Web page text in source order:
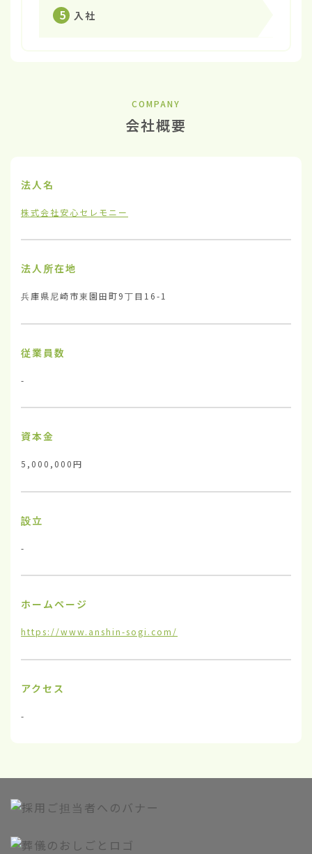
5 入社
COMPANY
会社概要
法人名
株式会社安心セレモニー
法人所在地
兵庫県尼崎市東園田町9丁目16-1
従業員数
-
資本金
5,000,000円
設立
-
ホームページ
https://www.anshin-sogi.com/
アクセス
-